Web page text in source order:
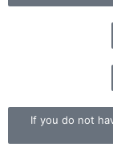
If you do not